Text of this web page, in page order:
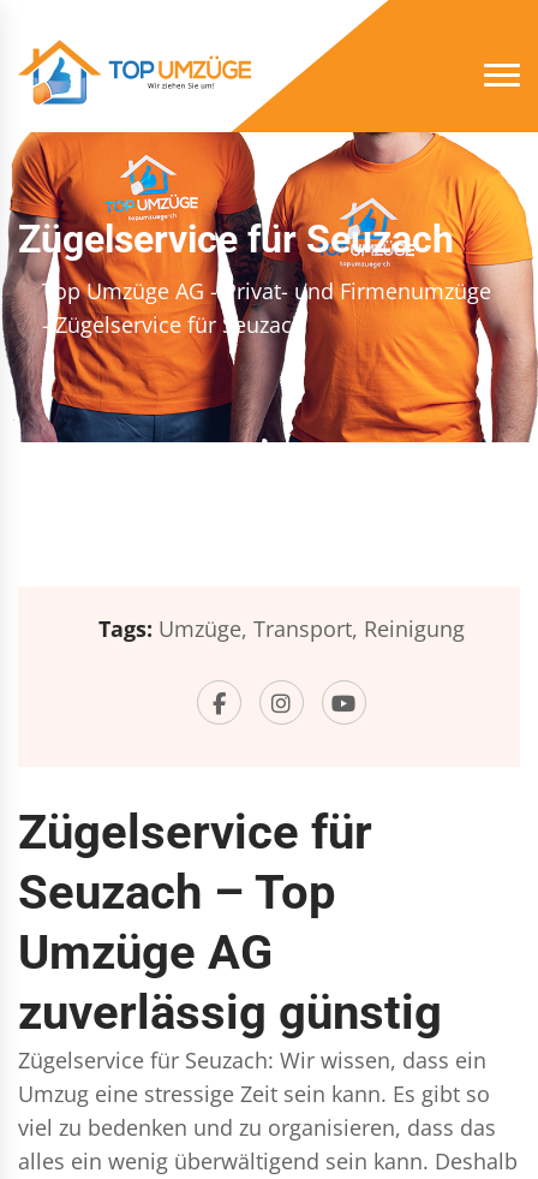
Zügelservice für Seuzach
Top Umzüge AG - Privat- und Firmenumzüge
- Zügelservice für Seuzach
Tags: Umzüge, Transport, Reinigung
Zügelservice für
Seuzach – Top
Umzüge AG
zuverlässig günstig
Zügelservice für Seuzach: Wir wissen, dass ein
Umzug eine stressige Zeit sein kann. Es gibt so
viel zu bedenken und zu organisieren, dass das
alles ein wenig überwältigend sein kann. Deshalb